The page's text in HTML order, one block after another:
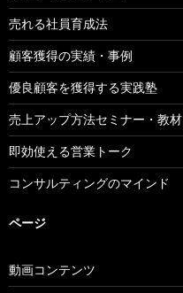
売れる社員育成法
顧客獲得の実績・事例
優良顧客を獲得する実践塾
売上アップ方法セミナー・教材
即効使える営業トーク
コンサルティングのマインド
ページ
動画コンテンツ